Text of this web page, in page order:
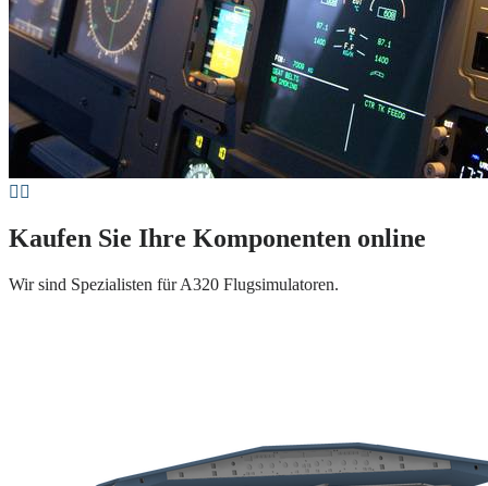
Kaufen Sie Ihre Komponenten online
Wir sind Spezialisten für A320 Flugsimulatoren.